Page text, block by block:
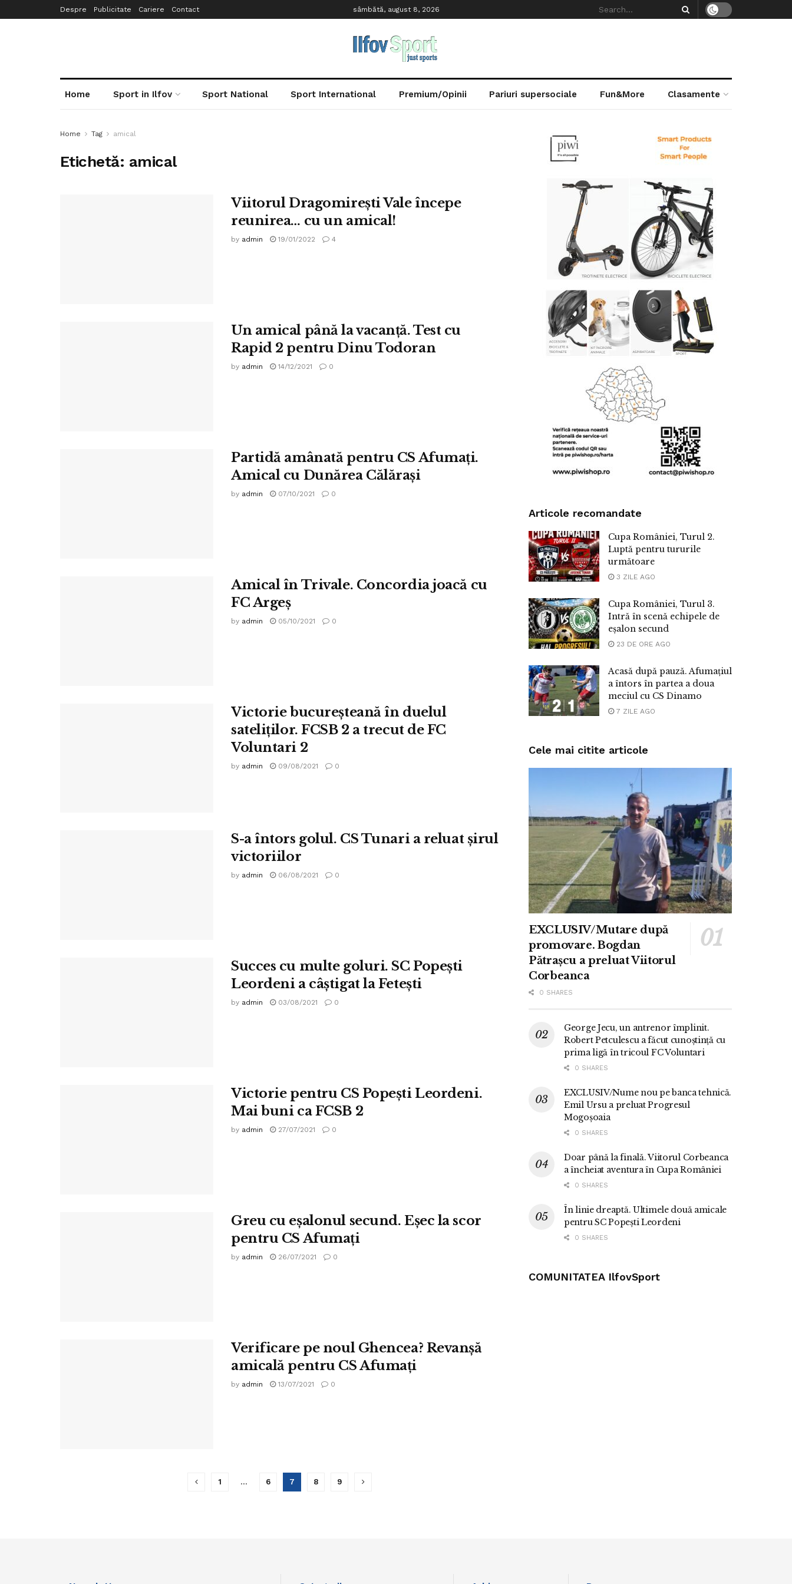
Despre Publicitate Cariere Contact sâmbătă, august 8, 2026
Home Sport in Ilfov Sport National Sport International Premium/Opinii Pariuri supersociale Fun&More Clasamente
Home Tag amical
Etichetă: amical
Viitorul Dragomirești Vale începe
reunirea… cu un amical!
by admin 19/01/2022 4
Un amical până la vacanță. Test cu
Rapid 2 pentru Dinu Todoran
by admin 14/12/2021 0
Partidă amânată pentru CS Afumaţi.
Amical cu Dunărea Călăraşi
by admin 07/10/2021 0
Amical în Trivale. Concordia joacă cu
FC Argeș
by admin 05/10/2021 0
Victorie bucureşteană în duelul
sateliţilor. FCSB 2 a trecut de FC
Voluntari 2
by admin 09/08/2021 0
S-a întors golul. CS Tunari a reluat şirul
victoriilor
by admin 06/08/2021 0
Succes cu multe goluri. SC Popeşti
Leordeni a câştigat la Feteşti
by admin 03/08/2021 0
Victorie pentru CS Popești Leordeni.
Mai buni ca FCSB 2
by admin 27/07/2021 0
Greu cu eșalonul secund. Eșec la scor
pentru CS Afumați
by admin 26/07/2021 0
Verificare pe noul Ghencea? Revanșă
amicală pentru CS Afumați
by admin 13/07/2021 0
1 … 6 7 8 9
Articole recomandate
Cupa României, Turul 2.
Luptă pentru tururile
următoare
3 ZILE AGO
Cupa României, Turul 3.
Intră în scenă echipele de
eșalon secund
23 DE ORE AGO
Acasă după pauză. Afumațiul
a întors în partea a doua
meciul cu CS Dinamo
7 ZILE AGO
Cele mai citite articole
EXCLUSIV/Mutare după
promovare. Bogdan
Pătrașcu a preluat Viitorul
Corbeanca
0 SHARES
George Jecu, un antrenor împlinit.
Robert Petculescu a făcut cunoștință cu
prima ligă în tricoul FC Voluntari
0 SHARES
EXCLUSIV/Nume nou pe banca tehnică.
Emil Ursu a preluat Progresul
Mogoșoaia
0 SHARES
Doar până la finală. Viitorul Corbeanca
a încheiat aventura în Cupa României
0 SHARES
În linie dreaptă. Ultimele două amicale
pentru SC Popești Leordeni
0 SHARES
COMUNITATEA IlfovSport